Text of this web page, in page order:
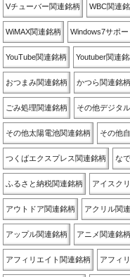
Vチューバー関連銘柄 WBC関連
WiMAX関連銘柄 Windows7サポ
YouTube関連銘柄 Youtuber関連
おつまみ関連銘柄 かつら関連銘柄
ごみ処理関連銘柄 その他デジタ
その他太陽電池関連銘柄 その他
つくばエクスプレス関連銘柄 な
ふるさと納税関連銘柄 アイスク
アウトドア関連銘柄 アクリル関
アップル関連銘柄 アニメ関連銘柄
アフィリエイト関連銘柄 アフィ